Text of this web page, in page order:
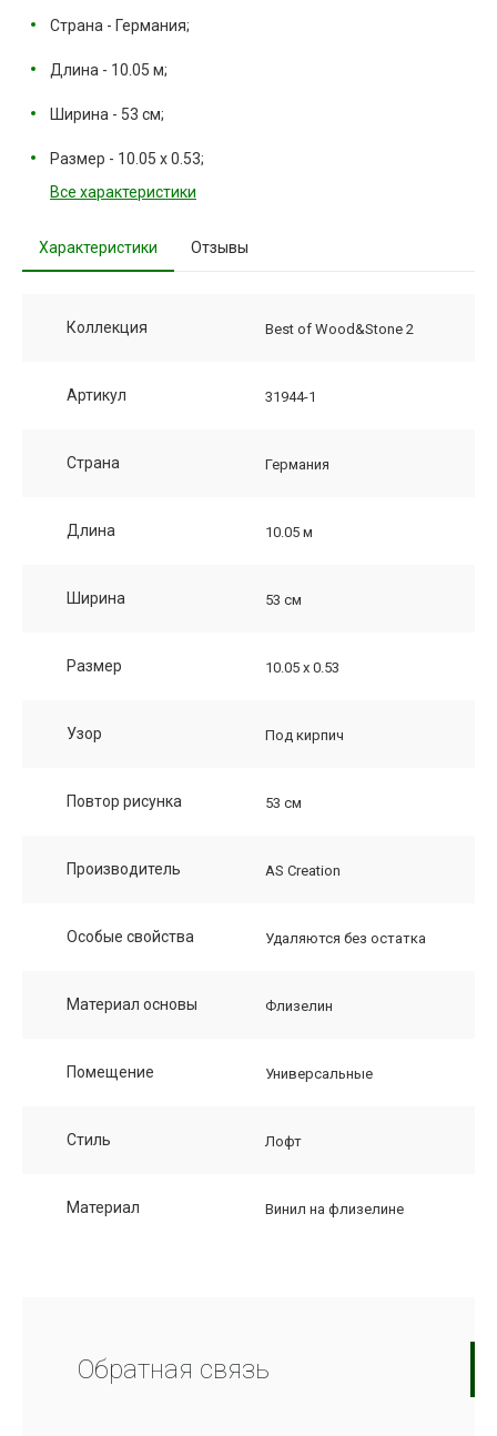
Страна - Германия;
Длина - 10.05 м;
Ширина - 53 см;
Размер - 10.05 х 0.53;
Все характеристики
Характеристики Отзывы
Коллекция Best of Wood&Stone 2
Артикул 31944-1
Страна Германия
Длина 10.05 м
Ширина 53 см
Размер 10.05 х 0.53
Узор Под кирпич
Повтор рисунка 53 см
Производитель AS Creation
Особые свойства Удаляются без остатка
Материал основы Флизелин
Помещение Универсальные
Стиль Лофт
Материал Винил на флизелине
Обратная связь